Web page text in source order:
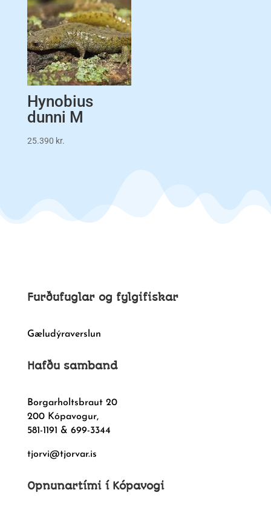
Hynobius
dunni M
25.390 kr.
Furðufuglar og fylgifiskar
Gæludýraverslun
Hafðu samband
Borgarholtsbraut 20
200 Kópavogur,
581-1191 & 699-3344
tjorvi@tjorvar.is
Opnunartími í Kópavogi